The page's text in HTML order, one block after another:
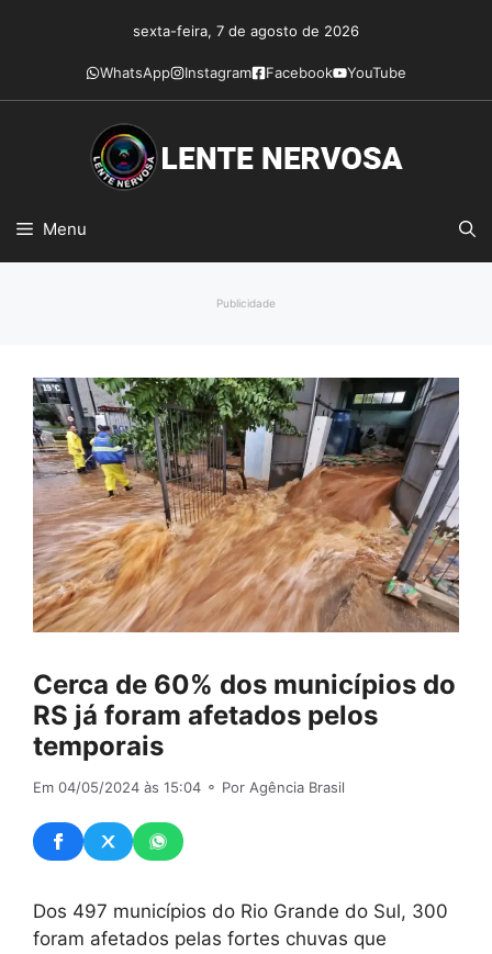
conteúdo
sexta-feira, 7 de agosto de 2026
WhatsApp Instagram Facebook YouTube
Menu
Publicidade
Cerca de 60% dos municípios do
RS já foram afetados pelos
temporais
Em 04/05/2024 às 15:04 ⚬ Por Agência Brasil
Dos 497 municípios do Rio Grande do Sul, 300
foram afetados pelas fortes chuvas que